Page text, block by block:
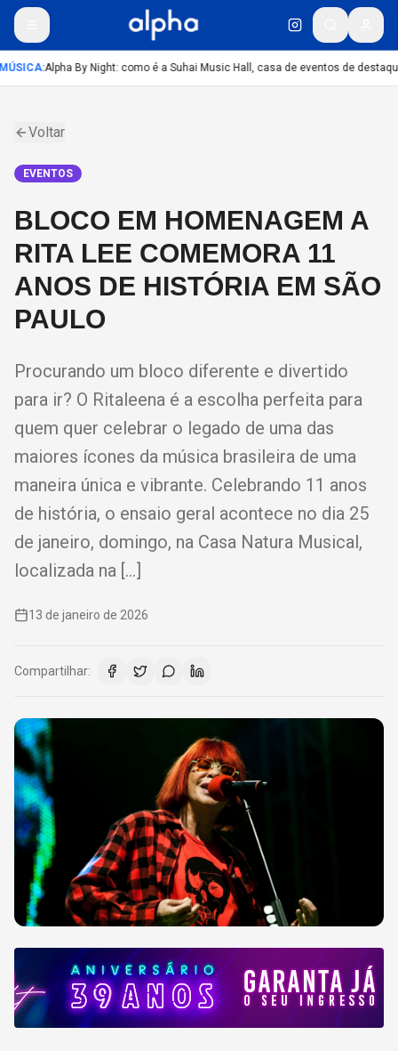
:Alpha By Night: como é a Suhai Music Hall, casa de eventos de
Voltar
EVENTOS
BLOCO EM HOMENAGEM A
RITA LEE COMEMORA 11
ANOS DE HISTÓRIA EM SÃO
PAULO
Procurando um bloco diferente e divertido
para ir? O Ritaleena é a escolha perfeita para
quem quer celebrar o legado de uma das
maiores ícones da música brasileira de uma
maneira única e vibrante. Celebrando 11 anos
de história, o ensaio geral acontece no dia 25
de janeiro, domingo, na Casa Natura Musical,
localizada na […]
13 de janeiro de 2026
Compartilhar: